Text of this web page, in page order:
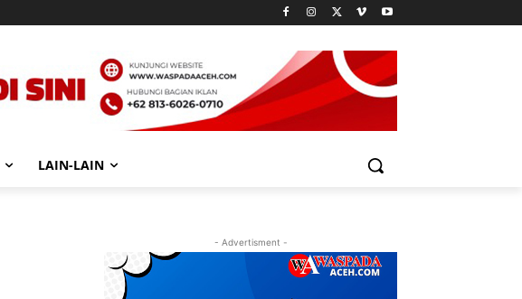
LAIN-LAIN
- Advertisment -